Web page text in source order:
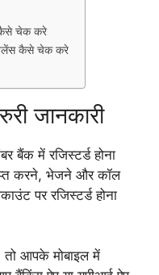
कैसे चेक करे
कैसे चेक करे
जानकारी
बैंक में रजिस्टर्ड होना
करने, भेजने और कॉल
पर रजिस्टर्ड होना
तो आपके मोबाइल में